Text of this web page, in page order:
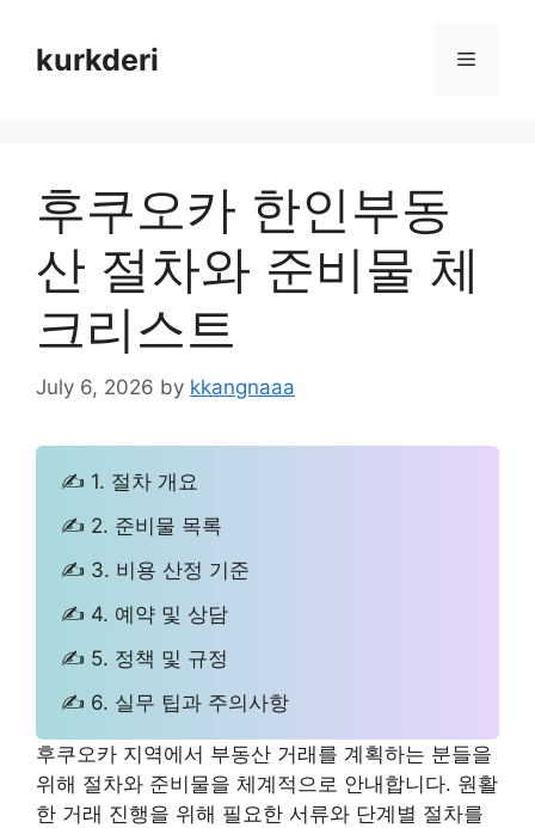
contentkurkderi Menu
후쿠오카 한인부동
산 절차와 준비물 체
크리스트
July 6, 2026 by kkangnaaa
✍ 1. 절차 개요
✍ 2. 준비물 목록
✍ 3. 비용 산정 기준
✍ 4. 예약 및 상담
✍ 5. 정책 및 규정
✍ 6. 실무 팁과 주의사항
후쿠오카 지역에서 부동산 거래를 계획하는 분들을
위해 절차와 준비물을 체계적으로 안내합니다. 원활
한 거래 진행을 위해 필요한 서류와 단계별 절차를